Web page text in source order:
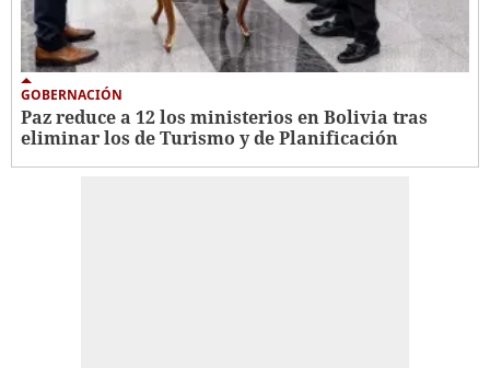
GOBERNACIÓN
Paz reduce a 12 los ministerios en Bolivia tras
eliminar los de Turismo y de Planificación